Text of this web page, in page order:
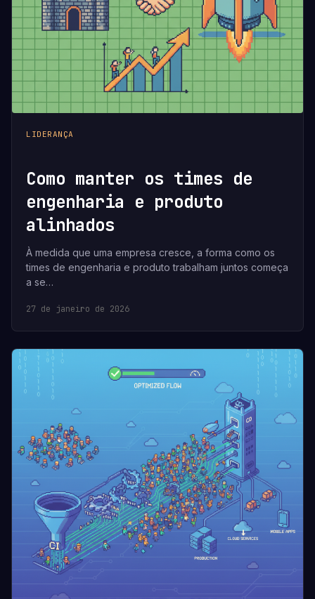
LIDERANÇA
Como manter os times de
engenharia e produto
alinhados
À medida que uma empresa cresce, a forma como os
times de engenharia e produto trabalham juntos começa
a se…
27 de janeiro de 2026